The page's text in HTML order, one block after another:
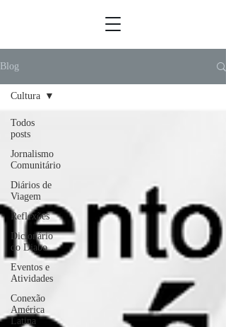
Blog
Todos
posts
Jornalismo
Comunitário
Diários de
Viagem
Reflexões
Dicionário
do Diabo
Eventos e
Atividades
Conexão
América
Latina
Cultura